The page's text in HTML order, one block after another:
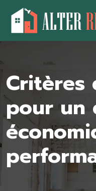
Critères
pour un